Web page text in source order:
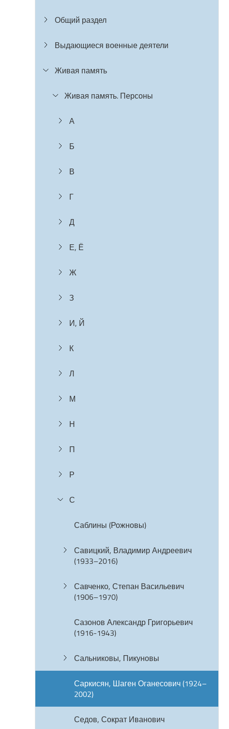
Общий раздел
Выдающиеся военные деятели
Живая память
Живая память. Персоны
А
Б
В
Г
Д
Е, Ё
Ж
З
И, Й
К
Л
М
Н
П
Р
С
Саблины (Рожновы)
Савицкий, Владимир Андреевич
(1933–2016)
Савченко, Степан Васильевич
(1906–1970)
Сазонов Александр Григорьевич
(1916-1943)
Сальниковы, Пикуновы
Саркисян, Шаген Оганесович (1924–
2002)
Седов, Сократ Иванович